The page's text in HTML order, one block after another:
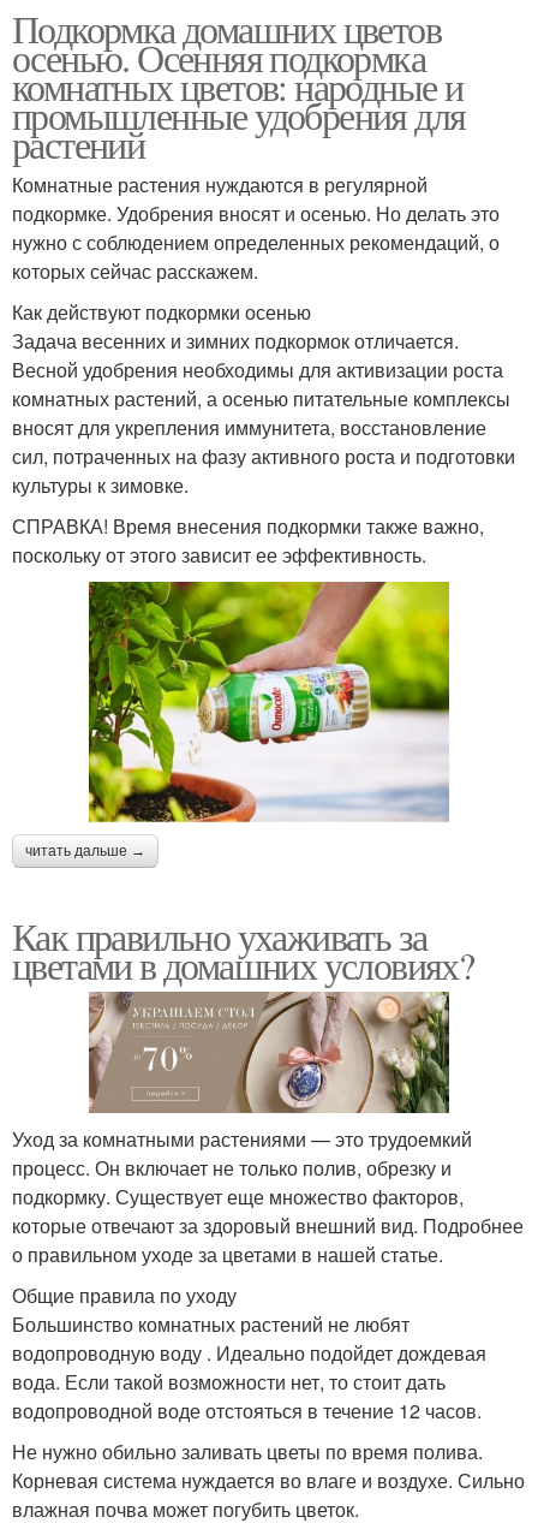
Подкормка домашних цветов
осенью. Осенняя подкормка
комнатных цветов: народные и
промышленные удобрения для
растений
Комнатные растения нуждаются в регулярной
подкормке. Удобрения вносят и осенью. Но делать это
нужно с соблюдением определенных рекомендаций, о
которых сейчас расскажем.
Как действуют подкормки осенью
Задача весенних и зимних подкормок отличается.
Весной удобрения необходимы для активизации роста
комнатных растений, а осенью питательные комплексы
вносят для укрепления иммунитета, восстановление
сил, потраченных на фазу активного роста и подготовки
культуры к зимовке.
СПРАВКА! Время внесения подкормки также важно,
поскольку от этого зависит ее эффективность.
читать дальше →
Как правильно ухаживать за
цветами в домашних условиях?
Уход за комнатными растениями — это трудоемкий
процесс. Он включает не только полив, обрезку и
подкормку. Существует еще множество факторов,
которые отвечают за здоровый внешний вид. Подробнее
о правильном уходе за цветами в нашей статье.
Общие правила по уходу
Большинство комнатных растений не любят
водопроводную воду . Идеально подойдет дождевая
вода. Если такой возможности нет, то стоит дать
водопроводной воде отстояться в течение 12 часов.
Не нужно обильно заливать цветы по время полива.
Корневая система нуждается во влаге и воздухе. Сильно
влажная почва может погубить цветок.